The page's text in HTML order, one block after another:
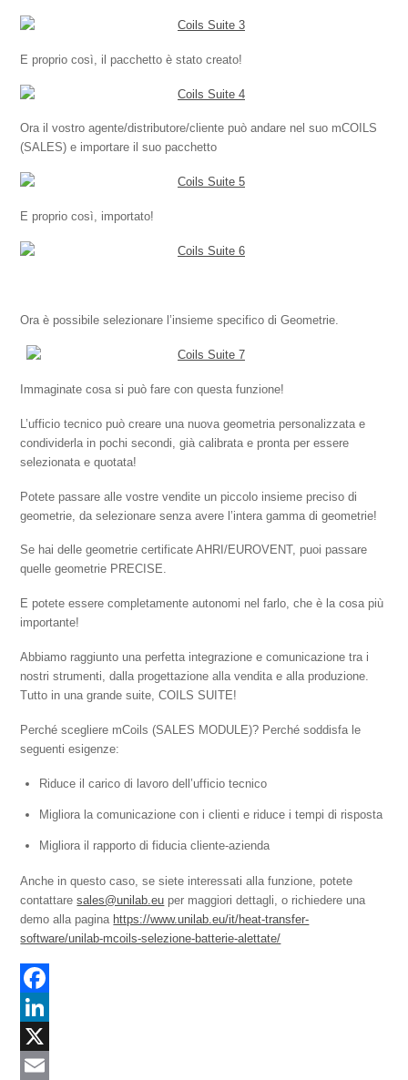
E proprio così, il pacchetto è stato creato!
Ora il vostro agente/distributore/cliente può andare nel suo mCOILS
(SALES) e importare il suo pacchetto
E proprio così, importato!
Ora è possibile selezionare l’insieme specifico di Geometrie.
Immaginate cosa si può fare con questa funzione!
L’ufficio tecnico può creare una nuova geometria personalizzata e
condividerla in pochi secondi, già calibrata e pronta per essere
selezionata e quotata!
Potete passare alle vostre vendite un piccolo insieme preciso di
geometrie, da selezionare senza avere l’intera gamma di geometrie!
Se hai delle geometrie certificate AHRI/EUROVENT, puoi passare
quelle geometrie PRECISE.
E potete essere completamente autonomi nel farlo, che è la cosa più
importante!
Abbiamo raggiunto una perfetta integrazione e comunicazione tra i
nostri strumenti, dalla progettazione alla vendita e alla produzione.
Tutto in una grande suite, COILS SUITE!
Perché scegliere mCoils (SALES MODULE)? Perché soddisfa le
seguenti esigenze:
Riduce il carico di lavoro dell’ufficio tecnico
Migliora la comunicazione con i clienti e riduce i tempi di risposta
Migliora il rapporto di fiducia cliente-azienda
Anche in questo caso, se siete interessati alla funzione, potete
contattaresales@unilab.eu per maggiori dettagli, o richiedere una
demo alla pagina https://www.unilab.eu/it/heat-transfer-
software/unilab-mcoils-selezione-batterie-alettate/
F
cX